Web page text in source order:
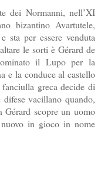
dei Normanni, nell’XI
bizantino Avartutele,
sta per essere venduta
le sorti è Gérard de
il Lupo per la
e la conduce al castello
greca decide di
vacillano quando,
Gérard scopre un uomo
in gioco in nome